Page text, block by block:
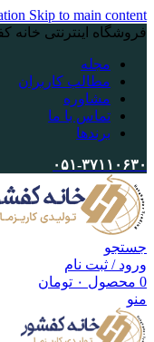
Skip to main content
فروشگاه اینترنتی خانه کفشور
مجله
مطالب کاربران
مشاوره
تماس با ما
برندها
۰۵۱-۳۷۱۱۰۶۳۰
جستجو
ورود / ثبت نام
0 محصول ۰ تومان
منو